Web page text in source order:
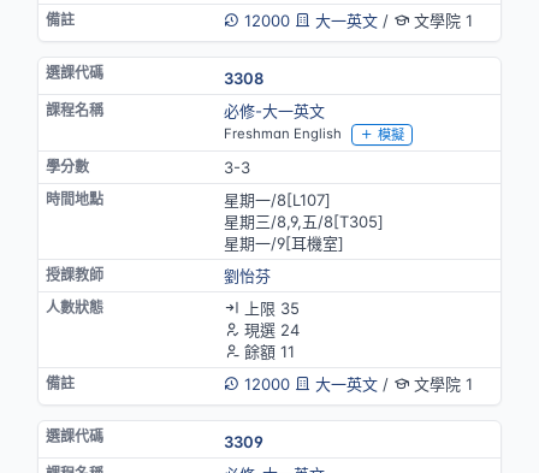
12000
大一英文/ 文學院 1
3308
必修-大一英文
Freshman English 模擬
3-3
星期一/8[L107]
星期三/8,9,五/8[T305]
星期一/9[耳機室]
劉怡芬
上限 35
現選 24
餘額 11
12000
大一英文/ 文學院 1
3309